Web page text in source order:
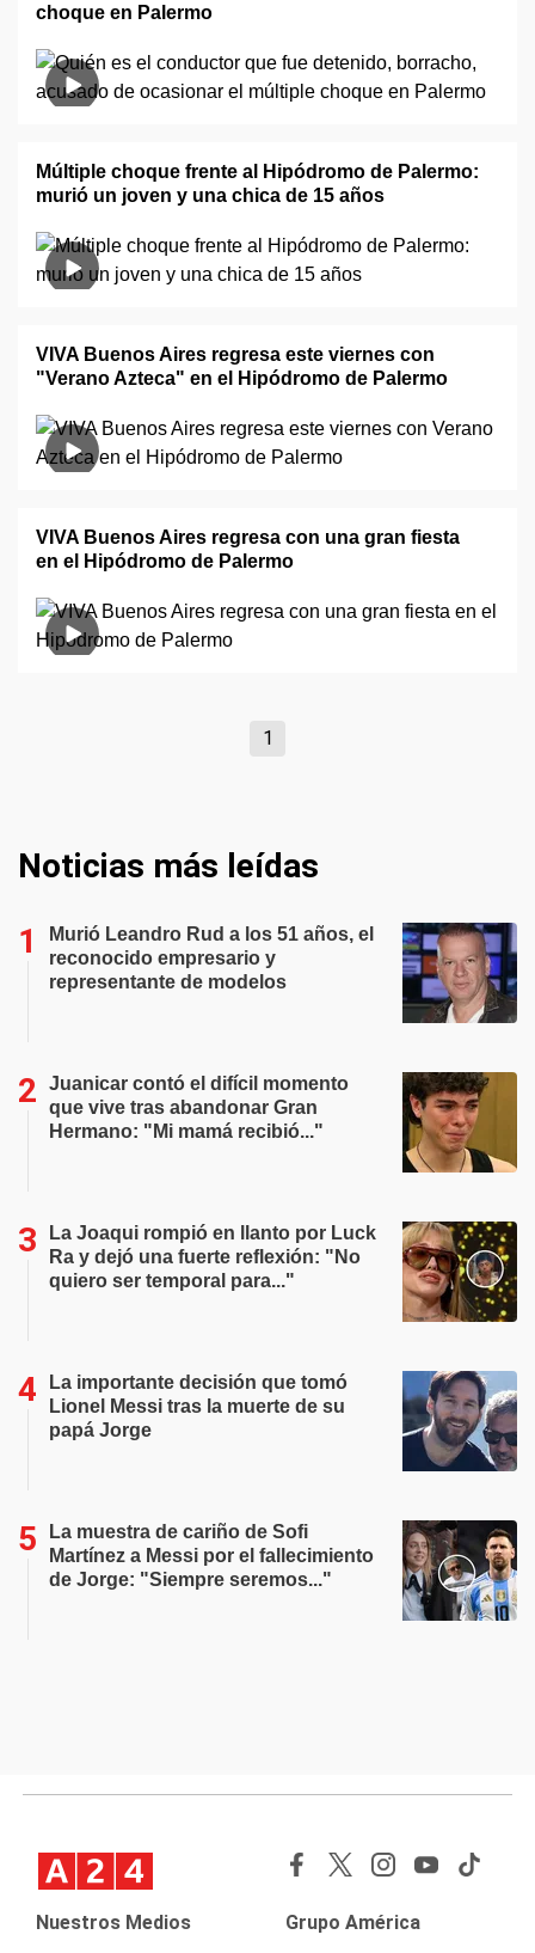
choque en Palermo
Múltiple choque frente al Hipódromo de Palermo:
murió un joven y una chica de 15 años
VIVA Buenos Aires regresa este viernes con
"Verano Azteca" en el Hipódromo de Palermo
VIVA Buenos Aires regresa con una gran fiesta
en el Hipódromo de Palermo
1
Noticias más leídas
Murió Leandro Rud a los 51 años, el
reconocido empresario y
representante de modelos
Juanicar contó el difícil momento
que vive tras abandonar Gran
Hermano: "Mi mamá recibió..."
La Joaqui rompió en llanto por Luck
Ra y dejó una fuerte reflexión: "No
quiero ser temporal para..."
La importante decisión que tomó
Lionel Messi tras la muerte de su
papá Jorge
La muestra de cariño de Sofi
Martínez a Messi por el fallecimiento
de Jorge: "Siempre seremos..."
Nuestros Medios Grupo América